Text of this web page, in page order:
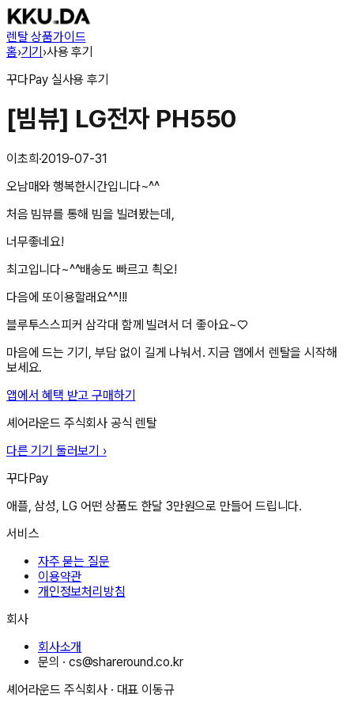
렌탈 상품가이드
홈›기기›사용 후기
꾸다Pay 실사용 후기
[빔뷰] LG전자 PH550
이초희·2019-07-31
오남매와 행복한시간입니다~^^
처음 빔뷰를 통해 빔을 빌려봤는데,
너무좋네요!
최고입니다~^^배송도 빠르고 쵝오!
다음에 또이용할래요^^!!!
블루투스스피커 삼각대 함께 빌려서 더 좋아요~♡
마음에 드는 기기, 부담 없이 길게 나눠서. 지금 앱에서 렌탈을 시작해
보세요.
앱에서 혜택 받고 구매하기
셰어라운드 주식회사 공식 렌탈
다른 기기 둘러보기 ›
꾸다Pay
애플, 삼성, LG 어떤 상품도 한달 3만원으로 만들어 드립니다.
서비스
자주 묻는 질문
이용약관
개인정보처리방침
회사
회사소개
문의 ·cs@shareround.co.kr
셰어라운드 주식회사 · 대표 이동규